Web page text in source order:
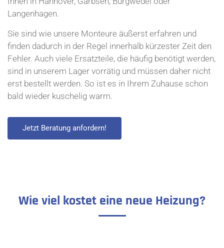
Langenhagen.
Sie sind wie unsere Monteure äußerst erfahren und
finden dadurch in der Regel innerhalb kürzester Zeit den
Fehler. Auch viele Ersatzteile, die häufig benötigt werden,
sind in unserem Lager vorrätig und müssen daher nicht
erst bestellt werden. So ist es in Ihrem Zuhause schon
bald wieder kuschelig warm.
Jetzt Beratung anfordern!
Wie viel kostet eine neue Heizung?